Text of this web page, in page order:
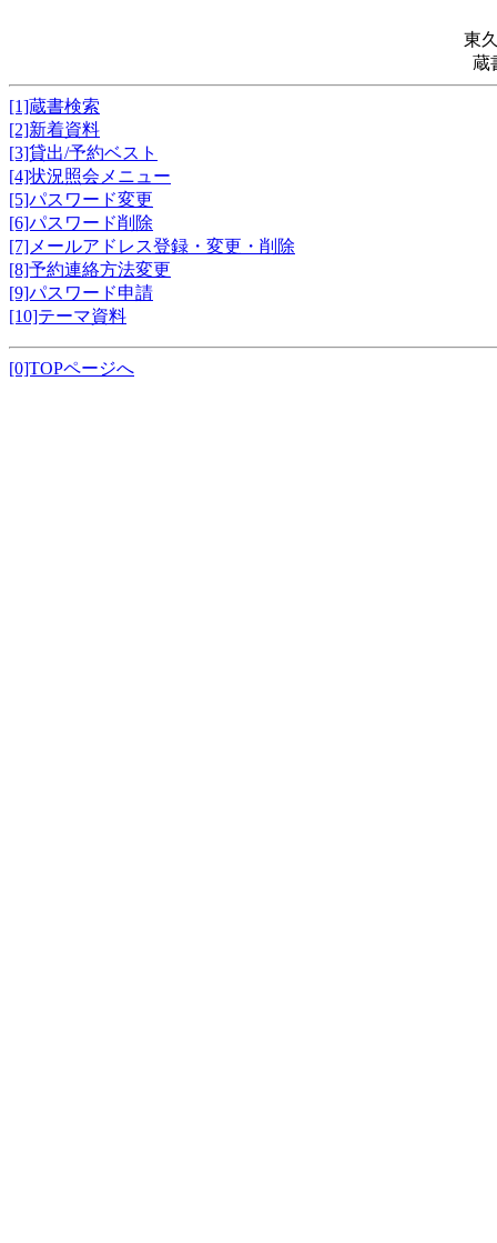
東
蔵
[1]蔵書検索
[2]新着資料
[3]貸出/予約ベスト
[4]状況照会メニュー
[5]パスワード変更
[6]パスワード削除
[7]メールアドレス登録・変更・削除
[8]予約連絡方法変更
[9]パスワード申請
[10]テーマ資料
[0]TOPページへ